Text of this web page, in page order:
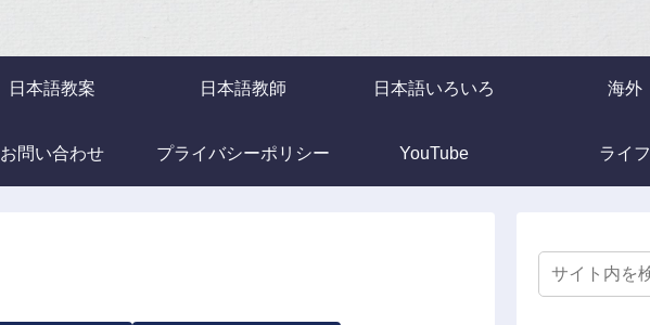
日本語教案 日本語教師 日本語いろいろ 海外
お問い合わせ プライバシーポリシー YouTube ライフ